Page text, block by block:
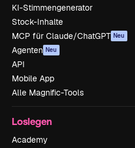
KI-Stimmengenerator
Stock-Inhalte
MCP für Claude/ChatGPT Neu
Agenten Neu
API
Mobile App
Alle Magnific-Tools
Loslegen
Academy